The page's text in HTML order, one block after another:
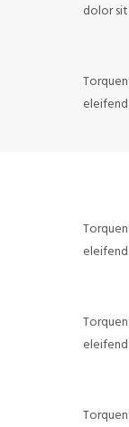
dolor